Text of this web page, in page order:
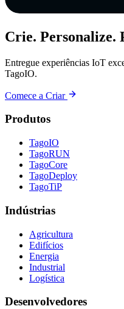
Crie. Personalize.
Entregue experiências IoT
TagoIO.
Comece a Criar
Produtos
TagoIO
TagoRUN
TagoCore
TagoDeploy
TagoTiP
Indústrias
Agricultura
Edifícios
Energia
Industrial
Logística
Desenvolvedores